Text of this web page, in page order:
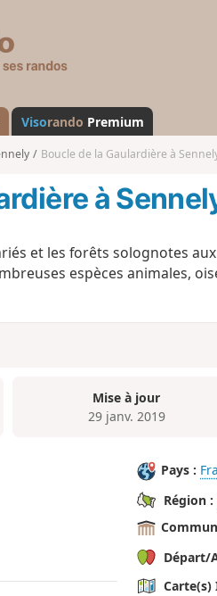
s
a
n
d
Visorando Premium
Boucle de la Gaulardière à
à
et les forêts solognotes
espèces animales,
Mise à jour
29 janv. 2019
Pays :
Région :
Départ/
Carte(s)